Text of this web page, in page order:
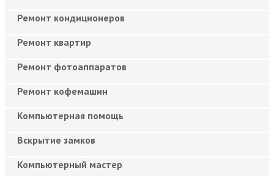
Ремонт кондиционеров
Ремонт квартир
Ремонт фотоаппаратов
Ремонт кофемашин
Компьютерная помощь
Вскрытие замков
Компьютерный мастер